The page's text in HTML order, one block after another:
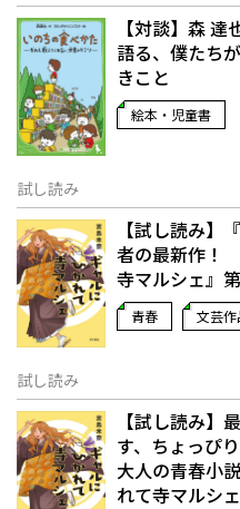
【対談】森
語る、僕たち
きこと
絵本・児童書
試し読み
【試し読み】
者の最新作！
寺マルシェ』
青春 文芸作
試し読み
【試し読み】
す、ちょっぴ
大人の青春小
れて寺マルシ